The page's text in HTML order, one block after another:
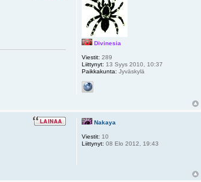
Divinesia
Viestit: 289
Liittynyt: 13 Syys 2010, 10:37
Paikkakunta: Jyväskylä
Nakaya
Viestit: 10
Liittynyt: 08 Elo 2012, 19:43